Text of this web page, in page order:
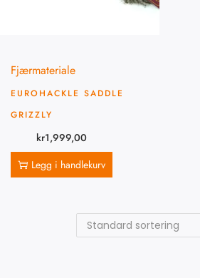
Fjærmateriale
EUROHACKLE SADDLE
GRIZZLY
kr1,999,00
Legg i handlekurv